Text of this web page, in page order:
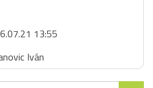
13:55
Iván